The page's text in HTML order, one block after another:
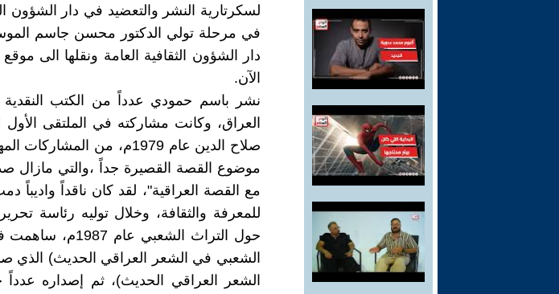
لسكرتارية النشر والتعضيد في دار الشؤون
في مرحلة تولي الدكتور محسن جاسم
دار الشؤون الثقافية العامة ونقلها الى
الآن.
نشر باسم حمودي عدداً من الكتب
العراق، وكانت مشاركته في الملتقى
صلاح الدين عام 1979م، من
موضوع القصة القصيرة جداً ،والتي مازال
مع القصة العراقية"، لقد كان ناقداً واديباً
للمعرفة والثقافة، وخلال توليه رئاسة
حول التراث
الشعبي في الشعر العراقي الحديث) الذي
الشعر العراقي الحديث)، ثم إصداره